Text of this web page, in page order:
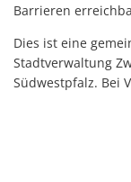
Barrieren
Dies ist eine
Stadtverwaltung
Südwestpfalz. Bei